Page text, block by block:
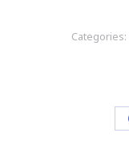
Categories: